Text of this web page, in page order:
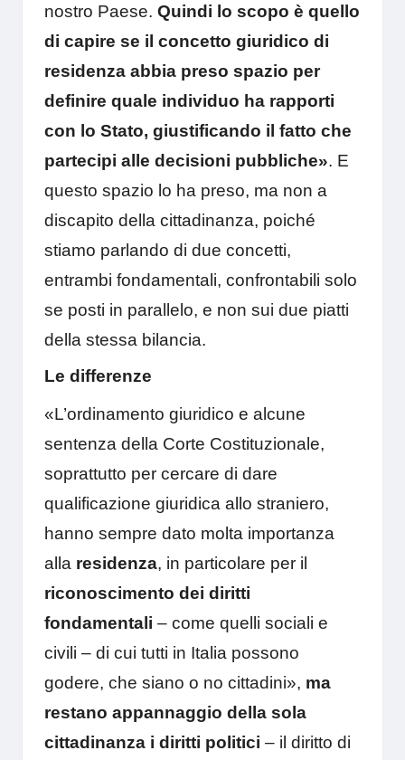
nostro Paese. Quindi lo scopo è quello
di capire se il concetto giuridico di
residenza abbia preso spazio per
definire quale individuo ha rapporti
con lo Stato, giustificando il fatto che
partecipi alle decisioni pubbliche». E
questo spazio lo ha preso, ma non a
discapito della cittadinanza, poiché
stiamo parlando di due concetti,
entrambi fondamentali, confrontabili solo
se posti in parallelo, e non sui due piatti
della stessa bilancia.
Le differenze
«L’ordinamento giuridico e alcune
sentenza della Corte Costituzionale,
soprattutto per cercare di dare
qualificazione giuridica allo straniero,
hanno sempre dato molta importanza
alla residenza, in particolare per il
riconoscimento dei diritti
fondamentali – come quelli sociali e
civili – di cui tutti in Italia possono
godere, che siano o no cittadini», ma
restano appannaggio della sola
cittadinanza i diritti politici – il diritto di